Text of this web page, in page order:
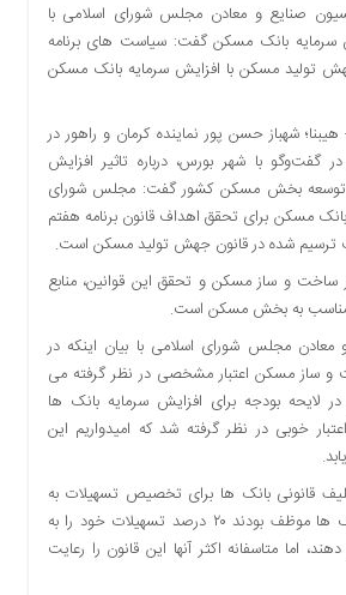
صنایع و معادن مجلس شورای اسلامی با
سرمایه بانک مسکن گفت: سیاست های برنامه
تولید مسکن با افزایش سرمایه بانک مسکن
شهباز حسن پور نماینده کرمان و راهور در
با شهر بورس، درباره تاثیر افزایش
توسعه بخش مسکن کشور گفت: مجلس شورای
مسکن برای تحقق اهداف قانون برنامه هفتم
ترسیم شده در قانون جهش تولید مسکن است.
ساخت و ساز مسکن و تحقق این قوانین، منابع
مناسب به بخش مسکن است.
مجلس شورای اسلامی با بیان اینکه در
و ساز مسکن اعتبار مشخصی در نظر گرفته می
لایحه بودجه برای افزایش سرمایه بانک ها
خوبی در نظر گرفته شد که امیدواریم این
قانونی بانک ها برای تخصیص تسهیلات به
بخش مسکن گفت: بانک ها موظف بودند ۲۰ درصد تسهیلات خود را به
متاسفانه اکثر آنها این قانون را رعایت